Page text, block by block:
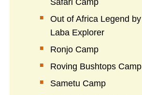
Safari Camp
Out of Africa Legend by
Laba Explorer
Ronjo Camp
Roving Bushtops Camp
Sametu Camp